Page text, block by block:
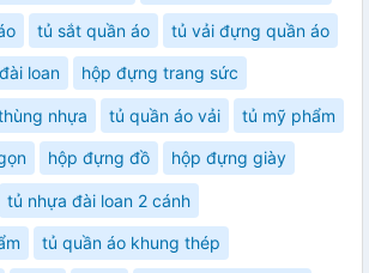
tủ sắt quần áo tủ vải đựng quần áo
loan hộp đựng trang sức
nhựa tủ quần áo vải tủ mỹ phẩm
hộp đựng đồ hộp đựng giày
tủ nhựa đài loan 2 cánh
tủ quần áo khung thép